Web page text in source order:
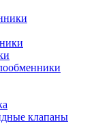
клапаны